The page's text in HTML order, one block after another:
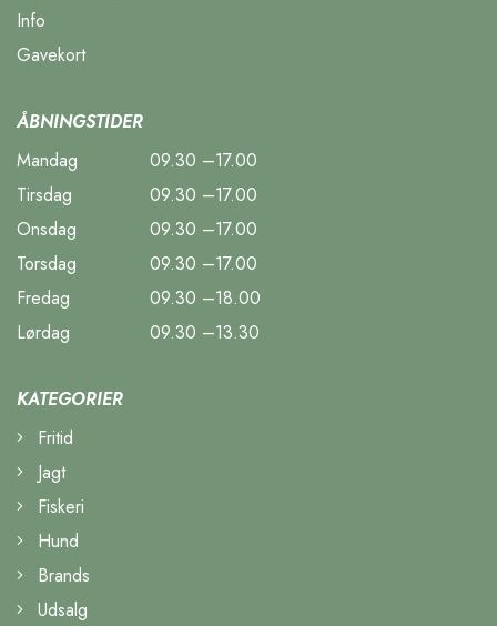
Info
Gavekort
ÅBNINGSTIDER
Mandag
09.30 –17.00
Tirsdag
09.30 –17.00
Onsdag
09.30 –17.00
Torsdag
09.30 –17.00
Fredag
09.30 –18.00
Lørdag
09.30 –13.30
KATEGORIER
Fritid
Jagt
Fiskeri
Hund
Brands
Udsalg